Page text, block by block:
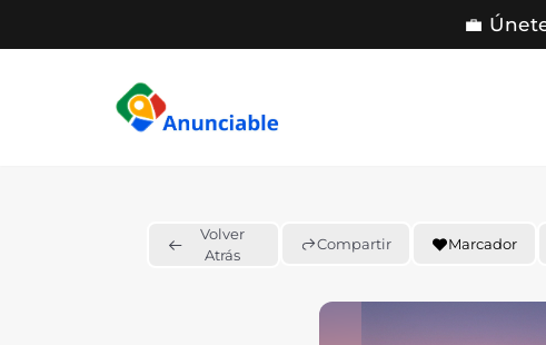
💼
Volver
Atrás
Compartir Marcador